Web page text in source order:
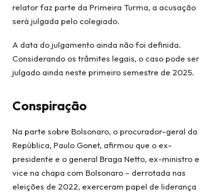
relator faz parte da Primeira Turma, a acusação
será julgada pelo colegiado.
A data do julgamento ainda não foi definida.
Considerando os trâmites legais, o caso pode ser
julgado ainda neste primeiro semestre de 2025.
Conspiração
Na parte sobre Bolsonaro, o procurador-geral da
República, Paulo Gonet, afirmou que o ex-
presidente e o general Braga Netto, ex-ministro e
vice na chapa com Bolsonaro – derrotada nas
eleições de 2022, exerceram papel de liderança